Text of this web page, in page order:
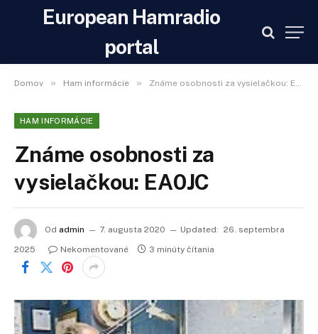
European Hamradio
portal
Domov » Ham informácie » Známe osobnosti za vysielačkou: EA0JC
HAM INFORMÁCIE
Známe osobnosti za
vysielačkou: EA0JC
Od admin 7. augusta 2020 Updated: 26. septembra
2025
Nekomentované 3 minúty čítania